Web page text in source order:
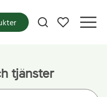
Mina favoriter
tjänster